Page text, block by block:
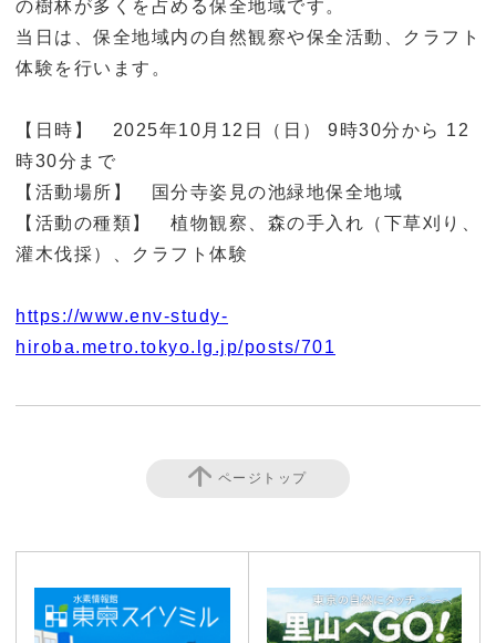
の樹林が多くを占める保全地域です。
当日は、保全地域内の自然観察や保全活動、クラフト
体験を行います。
【日時】 2025年10月12日（日） 9時30分から 12
時30分まで
【活動場所】 国分寺姿見の池緑地保全地域
【活動の種類】 植物観察、森の手入れ（下草刈り、
灌木伐採）、クラフト体験
https://www.env-study-
hiroba.metro.tokyo.lg.jp/posts/701
ページトップ